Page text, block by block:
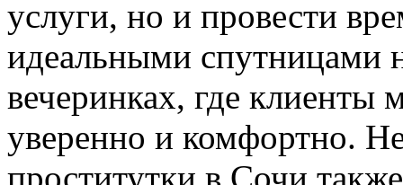
услуги, но и провести
идеальными спутницами
вечеринках, где клиенты
уверенно и комфортно.